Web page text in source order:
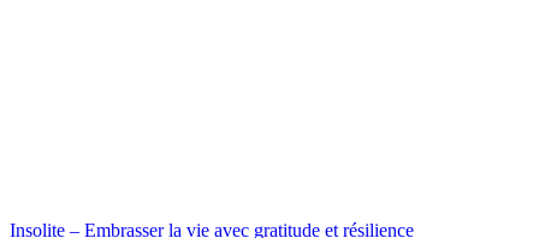
Insolite – Embrasser la vie avec gratitude et résilience